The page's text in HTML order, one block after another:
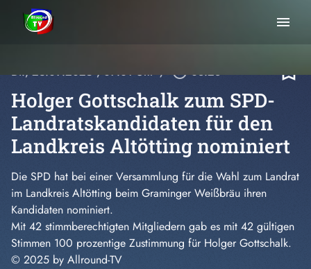
menu
Di., 23.09.2025, 07:01 Uhr / play_circle_outline08:28 bookmark_border
Holger Gottschalk zum SPD-
Landratskandidaten für den
Landkreis Altötting nominiert
Die SPD hat bei einer Versammlung für die Wahl zum Landrat
im Landkreis Altötting beim Graminger Weißbräu ihren
Kandidaten nominiert.
Mit 42 stimmberechtigten Mitgliedern gab es mit 42 gültigen
Stimmen 100 prozentige Zustimmung für Holger Gottschalk.
© 2025 by Allround-TV